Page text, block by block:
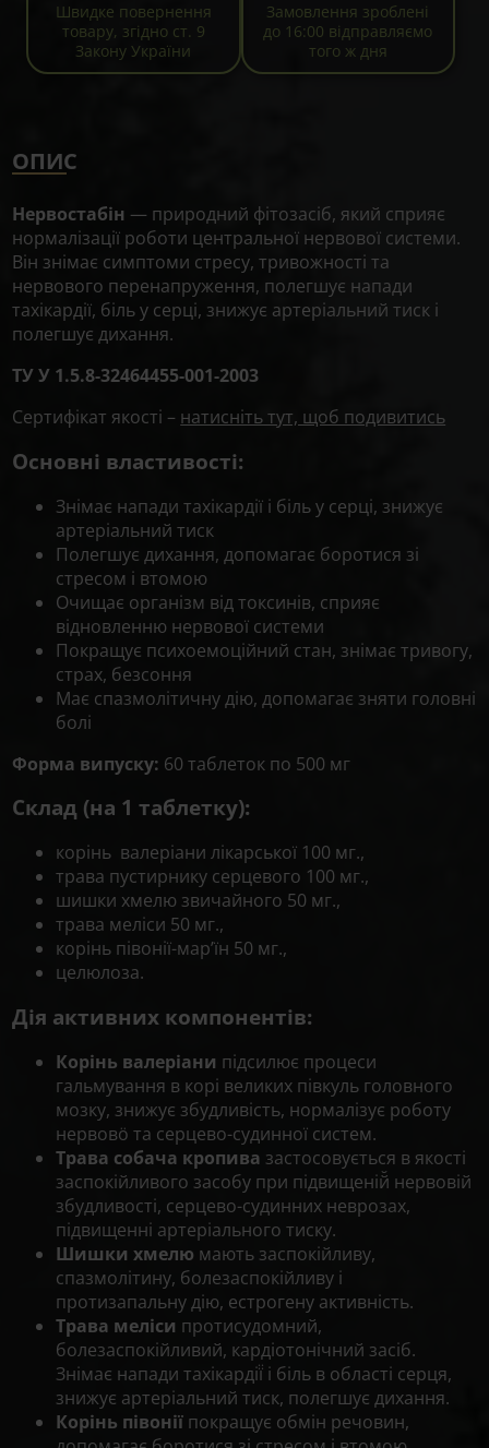
Швидке повернення
товару, згідно ст. 9
Закону України
Замовлення зроблені
до 16:00 відправляємо
того ж дня
ОПИС
Нервостабін — природний фітозасіб, який сприяє
нормалізації роботи центральної нервової системи.
Він знімає симптоми стресу, тривожності та
нервового перенапруження, полегшує напади
тахікардії, біль у серці, знижує артеріальний тиск і
полегшує дихання.
ТУ У 1.5.8-32464455-001-2003
Сертифікат якості – натисніть тут, щоб подивитись
Основні властивості:
Знімає напади тахікардії і біль у серці, знижує
артеріальний тиск
Полегшує дихання, допомагає боротися зі
стресом і втомою
Очищає організм від токсинів, сприяє
відновленню нервової системи
Покращує психоемоційний стан, знімає тривогу,
страх, безсоння
Має спазмолітичну дію, допомагає зняти головні
болі
Форма випуску: 60 таблеток по 500 мг
Склад (на 1 таблетку):
корінь валеріани лікарської 100 мг.,
трава пустирнику серцевого 100 мг.,
шишки хмелю звичайного 50 мг.,
трава меліси 50 мг.,
корінь півонії-мар’їн 50 мг.,
целюлоза.
Дія активних компонентів:
Корінь валеріани підсилює процеси
гальмування в корі великих півкуль головного
мозку, знижує збудливість, нормалізує роботу
нервовӧ та серцево-судинної систем.
Трава собача кропива застосовується в якості
заспокійливого засобу при підвищеній̆ нервовій
збудливості, серцево-судинних неврозах,
підвищенні артеріального тиску.
Шишки хмелю мають заспокійливу,
спазмолітину, болезаспокійливу і
протизапальну дію, естрогену активність.
Трава меліси протисудомний,
болезаспокійливий, кардіотонічний засіб.
Знімає напади тахікардії̈ і біль в області серця,
знижує артеріальний тиск, полегшує дихання.
Корінь півонії покращує обмін речовин,